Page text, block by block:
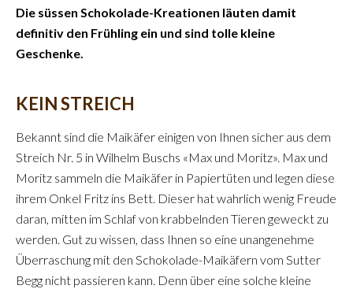
Die süssen Schokolade-Kreationen läuten damit
definitiv den Frühling ein und sind tolle kleine
Geschenke.
KEIN STREICH
Bekannt sind die Maikäfer einigen von Ihnen sicher aus dem
Streich Nr. 5 in Wilhelm Buschs «Max und Moritz». Max und
Moritz sammeln die Maikäfer in Papiertüten und legen diese
ihrem Onkel Fritz ins Bett. Dieser hat wahrlich wenig Freude
daran, mitten im Schlaf von krabbelnden Tieren geweckt zu
werden. Gut zu wissen, dass Ihnen so eine unangenehme
Überraschung mit den Schokolade-Maikäfern vom Sutter
Begg nicht passieren kann. Denn über eine solche kleine